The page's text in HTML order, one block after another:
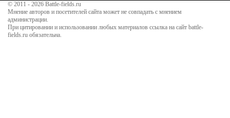
© 2011 - 2026 Battle-fields.ru
Мнение авторов и посетителей сайта может не совпадать с мнением
администрации.
При цитировании и использовании любых материалов ссылка на сайт battle-
fields.ru обязательна.